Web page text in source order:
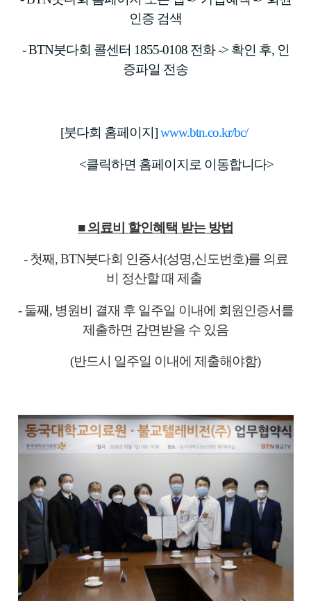
인증 검색
- BTN붓다회 콜센터 1855-0108 전화 -> 확인 후, 인
증파일 전송
[붓다회 홈페이지]www.btn.co.kr/bc/
<클릭하면 홈페이지로 이동합니다>​
■ 의료비 할인혜택 받는 방법
- 첫째, BTN붓다회 인증서(성명,신도번호)를 의료
비 정산할 때 제출
- 둘째, 병원비 결재 후 일주일 이내에 회원인증서를
제출하면 감면받을 수 있음
(반드시 일주일 이내에 제출해야함)